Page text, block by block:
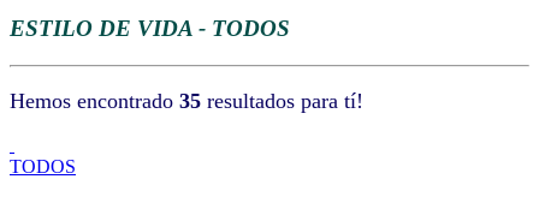
ESTILO DE VIDA - TODOS
Hemos encontrado 35 resultados para tí!
TODOS